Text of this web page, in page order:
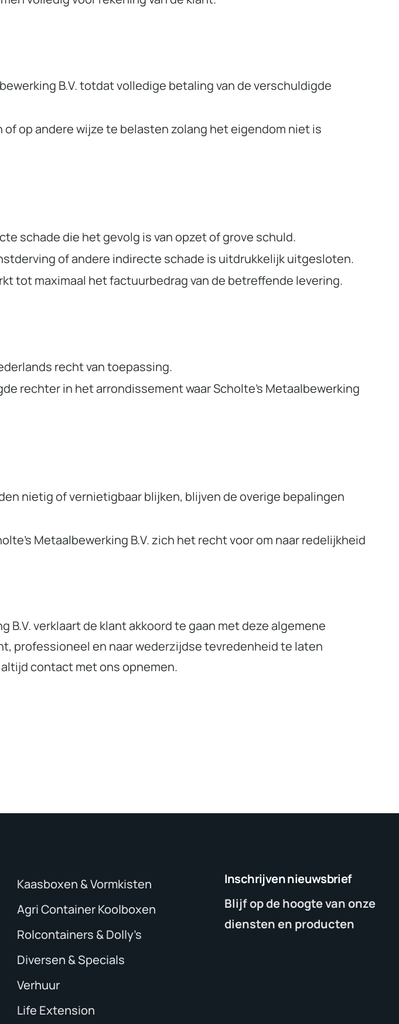
B.V. totdat volledige betaling van de verschuldigde
op andere wijze te belasten zolang het eigendom niet is
schade die het gevolg is van opzet of grove schuld.
of andere indirecte schade is uitdrukkelijk uitgesloten.
tot maximaal het factuurbedrag van de betreffende levering.
recht van toepassing.
rechter in het arrondissement waar Scholte’s Metaalbewerking
nietig of vernietigbaar blijken, blijven de overige bepalingen
Metaalbewerking B.V. zich het recht voor om naar redelijkheid
B.V. verklaart de klant akkoord te gaan met deze algemene
professioneel en naar wederzijdse tevredenheid te laten
contact met ons opnemen.
Kaasboxen & Vormkisten
Agri Container Koolboxen
Rolcontainers & Dolly’s
Diversen & Specials
Verhuur
Life Extension
Inschrijven nieuwsbrief
Blijf op de hoogte van onze
diensten en producten